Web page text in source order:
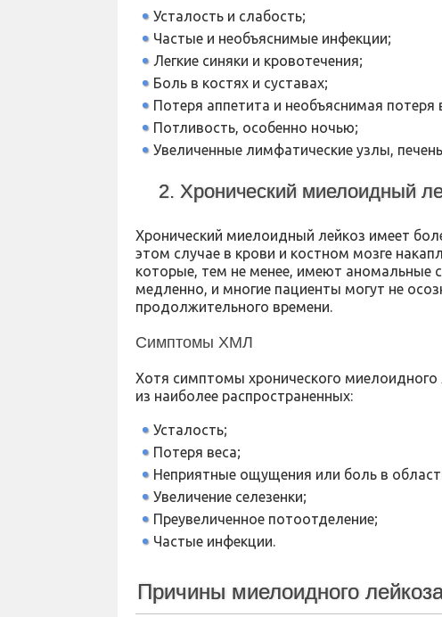
Усталость и слабость;
Частые и необъяснимые инфекции;
Легкие синяки и кровотечения;
Боль в костях и суставах;
Потеря аппетита и необъяснимая потеря
Потливость, особенно ночью;
Увеличенные лимфатические узлы,
2. Хронический миелоидный
Хронический миелоидный лейкоз имеет
этом случае в крови и костном мозге
которые, тем не менее, имеют аномальные
медленно, и многие пациенты могут не
продолжительного времени.
Симптомы ХМЛ
Хотя симптомы хронического миелоидного
из наиболее распространенных:
Усталость;
Потеря веса;
Неприятные ощущения или боль в
Увеличение селезенки;
Преувеличенное потоотделение;
Частые инфекции.
Причины миелоидного